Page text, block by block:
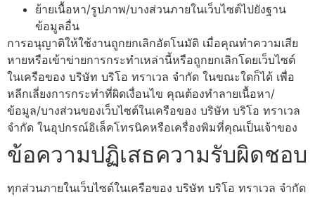
ย้ายเนื้อหา/รูปภาพ/บางส่วนภายในเว็บไซต์ไปยังฐาน
ข้อมูลอื่น
การอนุญาติให้ใช้งานถูกยกเลิกอัตโนมัติ เมื่อคุณทำความเสีย
หายหรือเข้าข่ายการกระทำเหล่านี้หรือถูกยกเลิกโดยเว็บไซต์
ในเครือของ บริษัท บริโอ ทราเวล จำกัด ในขณะใดก็ได้ เพื่อ
หลีกเลี่ยงการกระทำที่ผิดเงื่อนไข คุณต้องทำลายเนื้อหา/
ข้อมูล/บางส่วนของเว็บไซต์ในเครือของ บริษัท บริโอ ทราเวล
จำกัด ในอุปกรณ์อิเล็คโทรนิคหรือเครื่องพิมที่คุณเป็นเจ้าของ
ข้อความปฏิเสธความรับผิดชอบ
ทุกส่วนภายในเว็บไซต์ในเครือของ บริษัท บริโอ ทราเวล จำกัด